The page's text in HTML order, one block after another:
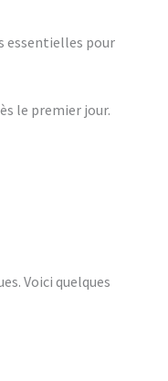
essentielles pour
le premier jour.
Voici quelques